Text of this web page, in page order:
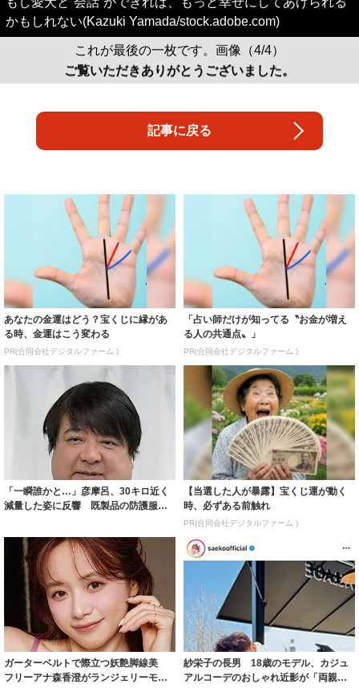
かもしれない(Kazuki Yamada/stock.adobe.com)
これが最後の一枚です。画像（4/4）
ご覧いただきありがとうございました。
記事に戻る
あなたの金運はどう？宝くじに縁があ
る時、金運はこう変わる
PR(合同会社デジタルファーム )
「占い師だけが知ってる〝お金が増え
る人の共通点〟」
PR(合同会社デジタルファーム )
「一瞬誰かと…」彦摩呂、30キロ近く
減量した姿に反響 既製品の防護服が
【当選した人が暴露】宝くじ運が動く
時、必ずある前触れ
PR(合同会社デジタルファーム )
ガーターベルトで際立つ妖艶脚線美
フリーアナ森香澄がランジェリーモデ
紗栄子の長男 18歳のモデル、カジュ
アルコーデのおしゃれ近影が「両親の